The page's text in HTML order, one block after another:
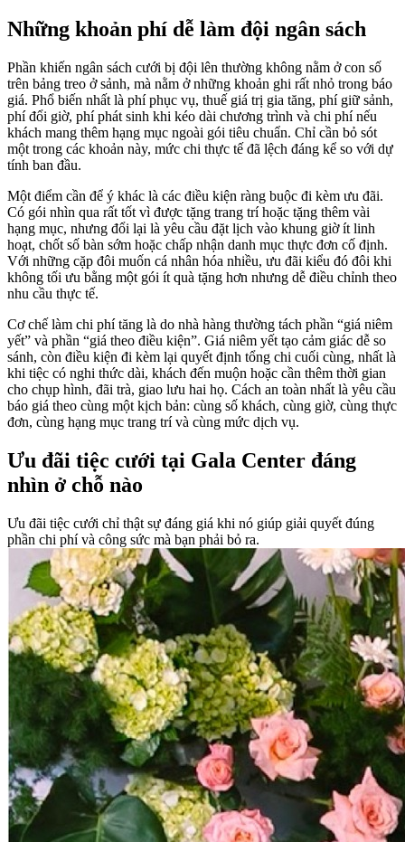
Những khoản phí dễ làm đội ngân sách
Phần khiến ngân sách cưới bị đội lên thường không nằm ở con số
trên bảng treo ở sảnh, mà nằm ở những khoản ghi rất nhỏ trong báo
giá. Phổ biến nhất là phí phục vụ, thuế giá trị gia tăng, phí giữ sảnh,
phí đổi giờ, phí phát sinh khi kéo dài chương trình và chi phí nếu
khách mang thêm hạng mục ngoài gói tiêu chuẩn. Chỉ cần bỏ sót
một trong các khoản này, mức chi thực tế đã lệch đáng kể so với dự
tính ban đầu.
Một điểm cần để ý khác là các điều kiện ràng buộc đi kèm ưu đãi.
Có gói nhìn qua rất tốt vì được tặng trang trí hoặc tặng thêm vài
hạng mục, nhưng đổi lại là yêu cầu đặt lịch vào khung giờ ít linh
hoạt, chốt số bàn sớm hoặc chấp nhận danh mục thực đơn cố định.
Với những cặp đôi muốn cá nhân hóa nhiều, ưu đãi kiểu đó đôi khi
không tối ưu bằng một gói ít quà tặng hơn nhưng dễ điều chỉnh theo
nhu cầu thực tế.
Cơ chế làm chi phí tăng là do nhà hàng thường tách phần “giá niêm
yết” và phần “giá theo điều kiện”. Giá niêm yết tạo cảm giác dễ so
sánh, còn điều kiện đi kèm lại quyết định tổng chi cuối cùng, nhất là
khi tiệc có nghi thức dài, khách đến muộn hoặc cần thêm thời gian
cho chụp hình, đãi trà, giao lưu hai họ. Cách an toàn nhất là yêu cầu
báo giá theo cùng một kịch bản: cùng số khách, cùng giờ, cùng thực
đơn, cùng hạng mục trang trí và cùng mức dịch vụ.
Ưu đãi tiệc cưới tại Gala Center đáng
nhìn ở chỗ nào
Ưu đãi tiệc cưới chỉ thật sự đáng giá khi nó giúp giải quyết đúng
phần chi phí và công sức mà bạn phải bỏ ra.